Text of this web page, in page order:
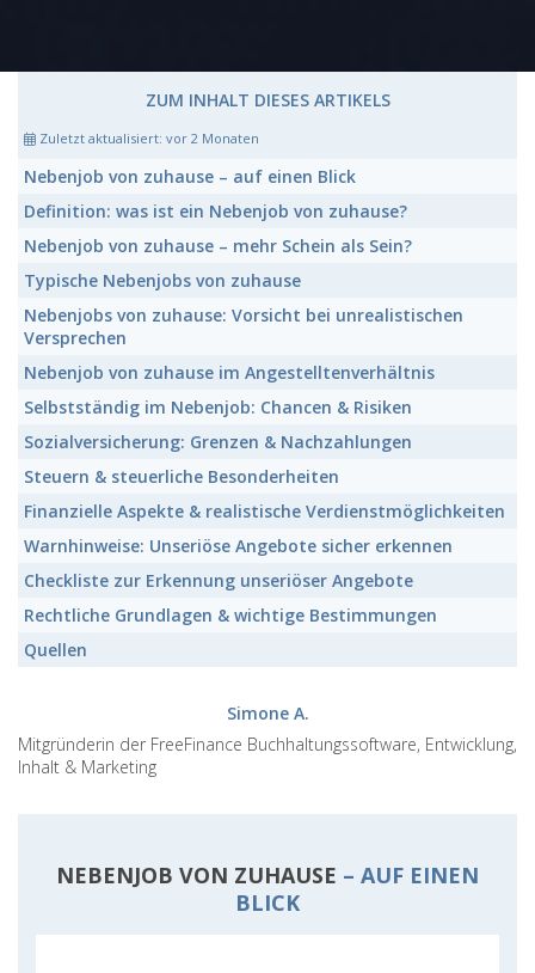
ZUM INHALT DIESES ARTIKELS
Zuletzt aktualisiert: vor 2 Monaten
Nebenjob von zuhause – auf einen Blick
Definition: was ist ein Nebenjob von zuhause?
Nebenjob von zuhause – mehr Schein als Sein?
Typische Nebenjobs von zuhause
Nebenjobs von zuhause: Vorsicht bei unrealistischen
Versprechen
Nebenjob von zuhause im Angestelltenverhältnis
Selbstständig im Nebenjob: Chancen & Risiken
Sozialversicherung: Grenzen & Nachzahlungen
Steuern & steuerliche Besonderheiten
Finanzielle Aspekte & realistische Verdienstmöglichkeiten
Warnhinweise: Unseriöse Angebote sicher erkennen
Checkliste zur Erkennung unseriöser Angebote
Rechtliche Grundlagen & wichtige Bestimmungen
Quellen
Simone A.
Mitgründerin der FreeFinance Buchhaltungssoftware, Entwicklung,
Inhalt & Marketing
NEBENJOB VON ZUHAUSE – AUF EINEN
BLICK